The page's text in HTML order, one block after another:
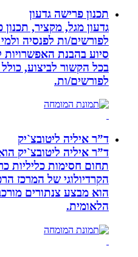
תכנון פרישה גדעון
גדעון מגל, מקציר, תכנון
לפורשים/ות לפנסיה ולמי
סיוע בהבנת האפשרויות
בכל הקשור לביצוע, כולל
לפורשים/ות.
ד”ר איליה ליטובצ`יק
ד”ר איליה ליטובצ`יק הוא
הקרדיולוגי של המרכז
הוא מבצע צנתורים
הלאומית.